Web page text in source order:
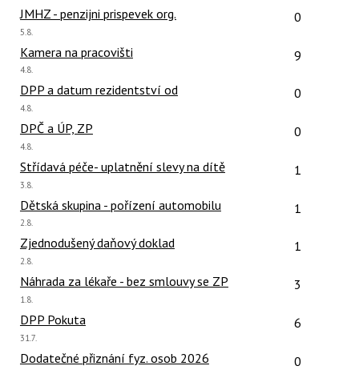
JMHZ - penzijni prispevek org. Počet
0
Poslední
5.8.
Kamera na pracovišti Počet
9
Poslední
4.8.
DPP a datum rezidentství od Počet
0
Poslední
4.8.
DPČ a ÚP, ZP Počet
0
Poslední
4.8.
Střídavá péče- uplatnění slevy na dítě Počet
1
Poslední
3.8.
Dětská skupina - pořízení automobilu Počet
1
Poslední
2.8.
Zjednodušený daňový doklad Počet
1
Poslední
2.8.
Náhrada za lékaře - bez smlouvy se ZP Počet
3
Poslední
1.8.
DPP Pokuta Počet
6
Poslední
31.7.
Dodatečné přiznání fyz. osob 2026 Počet
0